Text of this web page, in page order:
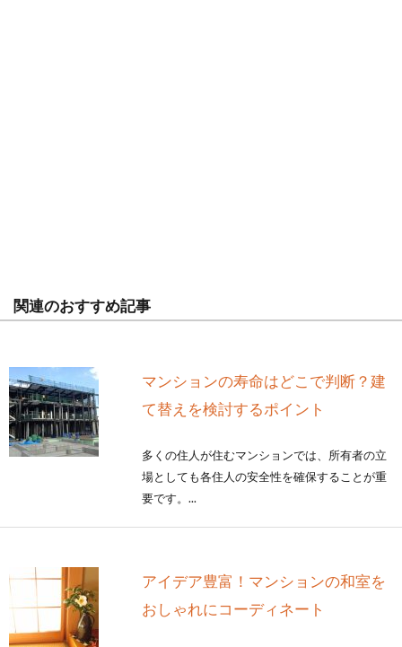
関連のおすすめ記事
マンションの寿命はどこで判断？建
て替えを検討するポイント
多くの住人が住むマンションでは、所有者の立
場としても各住人の安全性を確保することが重
要です。...
アイデア豊富！マンションの和室を
おしゃれにコーディネート